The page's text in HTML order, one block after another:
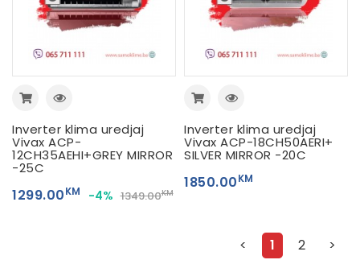
Inverter klima uredjaj
Vivax ACP-
12CH35AEHI+GREY MIRROR
-25C
1299.00KM -4% 1349.00KM
Inverter klima uredjaj
Vivax ACP-18CH50AERI+
SILVER MIRROR -20C
1850.00KM
< 1 2 >